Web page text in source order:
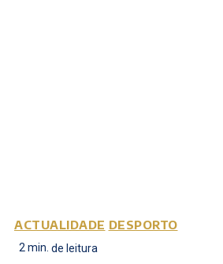
ACTUALIDADE DESPORTO
2min. de leitura